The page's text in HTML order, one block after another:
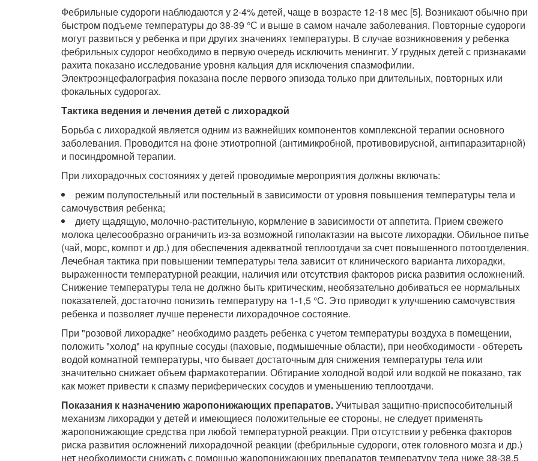
Фебрильные судороги наблюдаются у 2-4% детей, чаще в возрасте 12-18 мес [5]. Возникают обычно при
быстром подъеме температуры до 38-39 °С и выше в самом начале заболевания. Повторные судороги
могут развиться у ребенка и при других значениях температуры. В случае возникновения у ребенка
фебрильных судорог необходимо в первую очередь исключить менингит. У грудных детей с признаками
рахита показано исследование уровня кальция для исключения спазмофилии.
Электроэнцефалография показана после первого эпизода только при длительных, повторных или
фокальных судорогах.
Тактика ведения и лечения детей с лихорадкой
Борьба с лихорадкой является одним из важнейших компонентов комплексной терапии основного
заболевания. Проводится на фоне этиотропной (антимикробной, противовирусной, антипаразитарной)
и посиндромной терапии.
При лихорадочных состояниях у детей проводимые мероприятия должны включать:
режим полупостельный или постельный в зависимости от уровня повышения температуры тела и
самочувствия ребенка;
диету щадящую, молочно-растительную, кормление в зависимости от аппетита. Прием свежего
молока целесообразно ограничить из-за возможной гиполактазии на высоте лихорадки. Обильное питье
(чай, морс, компот и др.) для обеспечения адекватной теплоотдачи за счет повышенного потоотделения.
Лечебная тактика при повышении температуры тела зависит от клинического варианта лихорадки,
выраженности температурной реакции, наличия или отсутствия факторов риска развития осложнений.
Снижение температуры тела не должно быть критическим, необязательно добиваться ее нормальных
показателей, достаточно понизить температуру на 1-1,5 °C. Это приводит к улучшению самочувствия
ребенка и позволяет лучше перенести лихорадочное состояние.
При "розовой лихорадке" необходимо раздеть ребенка с учетом температуры воздуха в помещении,
положить "холод" на крупные сосуды (паховые, подмышечные области), при необходимости - обтереть
водой комнатной температуры, что бывает достаточным для снижения температуры тела или
значительно снижает объем фармакотерапии. Обтирание холодной водой или водкой не показано, так
как может привести к спазму периферических сосудов и уменьшению теплоотдачи.
Показания к назначению жаропонижающих препаратов.Учитывая защитно-приспособительный
механизм лихорадки у детей и имеющиеся положительные ее стороны, не следует применять
жаропонижающие средства при любой температурной реакции. При отсутствии у ребенка факторов
риска развития осложнений лихорадочной реакции (фебрильные судороги, отек головного мозга и др.)
нет необходимости снижать с помощью жаропонижающих препаратов температуру тела ниже 38-38,5